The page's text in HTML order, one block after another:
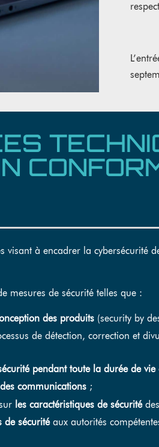
visant à encadrer la cybersécurité
mesures de sécurité telles que :
des produits (security by
de détection, correction et
pendant toute la durée de
communications ;
les caractéristiques de sécurité
de sécuritéaux autorités